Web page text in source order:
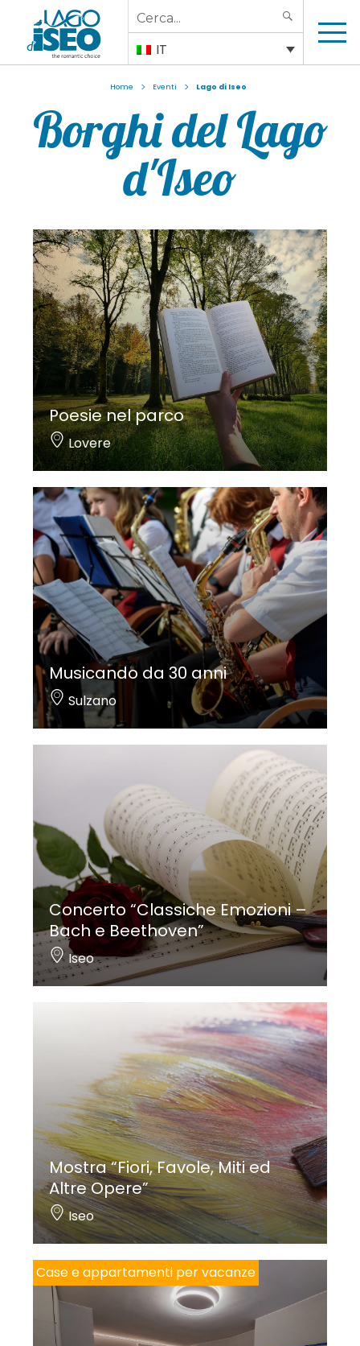
Search
for:
IT
Home > Eventi > Lago di Iseo
Borghi del Lago
d'Iseo
Poesie nel parco
Lovere
Musicando da 30 anni
Sulzano
Concerto “Classiche Emozioni –
Bach e Beethoven”
Iseo
Mostra “Fiori, Favole, Miti ed
Altre Opere”
Iseo
Case e appartamenti per vacanze